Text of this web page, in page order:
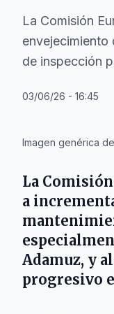
La Comisión
envejecimiento
de inspección
03/06/26 - 16:45
Imagen genérica
La
a
Adamuz, y
progresivo